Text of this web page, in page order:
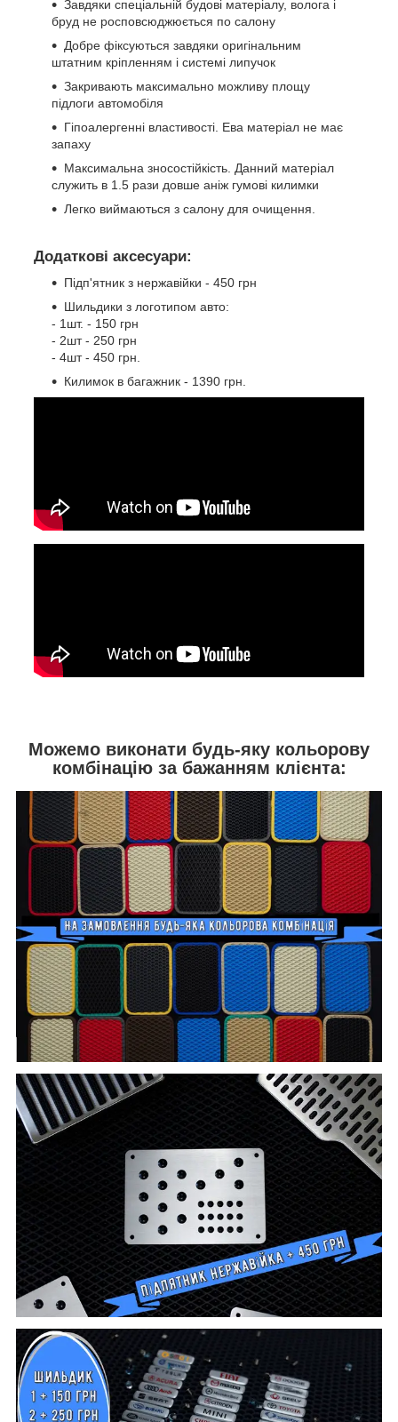
Завдяки спеціальній будові матеріалу, волога і
бруд не росповсюджюється по салону
Добре фіксуються завдяки оригінальним
штатним кріпленням і системі липучок
Закривають максимально можливу площу
підлоги автомобіля
Гіпоалергенні властивості. Ева матеріал не має
запаху
Максимальна зносостійкість. Данний матеріал
служить в 1.5 рази довше аніж гумові килимки
Легко виймаються з салону для очищення.
Додаткові аксесуари:
Підп'ятник з нержавійки - 450 грн
Шильдики з логотипом авто:
- 1шт. - 150 грн
- 2шт - 250 грн
- 4шт - 450 грн.
Килимок в багажник - 1390 грн.
Можемо виконати будь-яку кольорову
комбінацію за бажанням клієнта: